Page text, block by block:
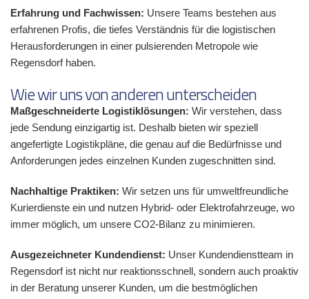
Erfahrung und Fachwissen: Unsere Teams bestehen aus
erfahrenen Profis, die tiefes Verständnis für die logistischen
Herausforderungen in einer pulsierenden Metropole wie
Regensdorf haben.
Wie wir uns von anderen unterscheiden
Maßgeschneiderte Logistiklösungen: Wir verstehen, dass
jede Sendung einzigartig ist. Deshalb bieten wir speziell
angefertigte Logistikpläne, die genau auf die Bedürfnisse und
Anforderungen jedes einzelnen Kunden zugeschnitten sind.
Nachhaltige Praktiken: Wir setzen uns für umweltfreundliche
Kurierdienste ein und nutzen Hybrid- oder Elektrofahrzeuge, wo
immer möglich, um unsere CO2-Bilanz zu minimieren.
Ausgezeichneter Kundendienst: Unser Kundendienstteam in
Regensdorf ist nicht nur reaktionsschnell, sondern auch proaktiv
in der Beratung unserer Kunden, um die bestmöglichen